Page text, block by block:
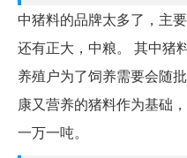
中猪料的品牌太多了，主
还有正大，中粮。 其中猪
养殖户为了饲养需要会随
康又营养的猪料作为基础
一万一吨。